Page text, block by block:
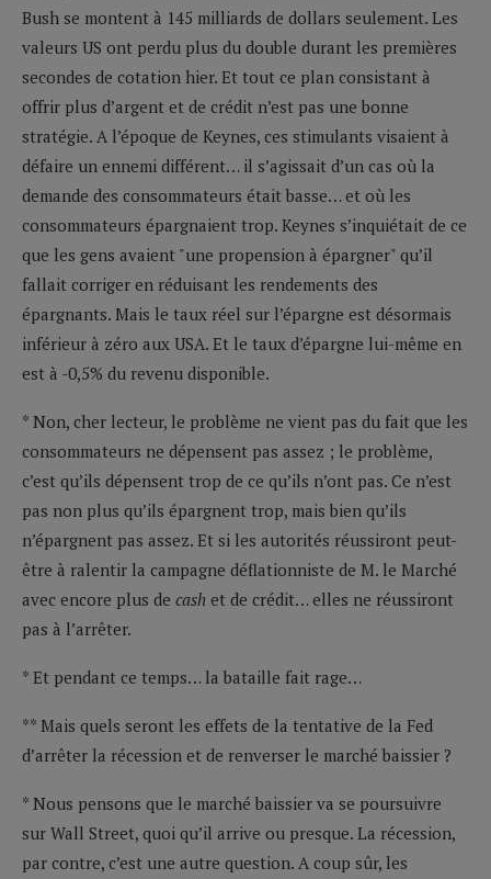
Bush se montent à 145 milliards de dollars seulement. Les
valeurs US ont perdu plus du double durant les premières
secondes de cotation hier. Et tout ce plan consistant à
offrir plus d’argent et de crédit n’est pas une bonne
stratégie. A l’époque de Keynes, ces stimulants visaient à
défaire un ennemi différent… il s’agissait d’un cas où la
demande des consommateurs était basse… et où les
consommateurs épargnaient trop. Keynes s’inquiétait de ce
que les gens avaient "une propension à épargner" qu’il
fallait corriger en réduisant les rendements des
épargnants. Mais le taux réel sur l’épargne est désormais
inférieur à zéro aux USA. Et le taux d’épargne lui-même en
est à -0,5% du revenu disponible.
* Non, cher lecteur, le problème ne vient pas du fait que les
consommateurs ne dépensent pas assez ; le problème,
c’est qu’ils dépensent trop de ce qu’ils n’ont pas. Ce n’est
pas non plus qu’ils épargnent trop, mais bien qu’ils
n’épargnent pas assez. Et si les autorités réussiront peut-
être à ralentir la campagne déflationniste de M. le Marché
avec encore plus de cash et de crédit… elles ne réussiront
pas à l’arrêter.
* Et pendant ce temps… la bataille fait rage…
** Mais quels seront les effets de la tentative de la Fed
d’arrêter la récession et de renverser le marché baissier ?
* Nous pensons que le marché baissier va se poursuivre
sur Wall Street, quoi qu’il arrive ou presque. La récession,
par contre, c’est une autre question. A coup sûr, les